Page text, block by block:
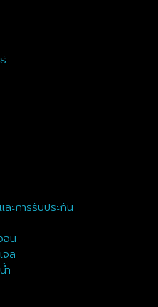
ะการรับประกัน
อน
จล
ำ